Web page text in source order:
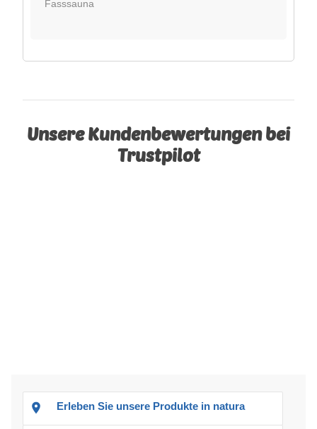
Fasssauna
Unsere Kundenbewertungen bei
Trustpilot
Erleben Sie unsere Produkte in natura